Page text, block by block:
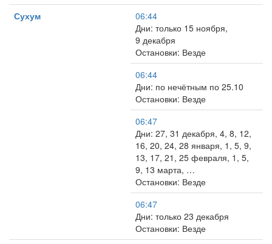
Сухум
06:44
Дни: только 15 ноября,
9 декабря
Остановки: Везде
06:44
Дни: по нечётным по 25.10
Остановки: Везде
06:47
Дни: 27, 31 декабря, 4, 8, 12,
16, 20, 24, 28 января, 1, 5, 9,
13, 17, 21, 25 февраля, 1, 5,
9, 13 марта, …
Остановки: Везде
06:47
Дни: только 23 декабря
Остановки: Везде